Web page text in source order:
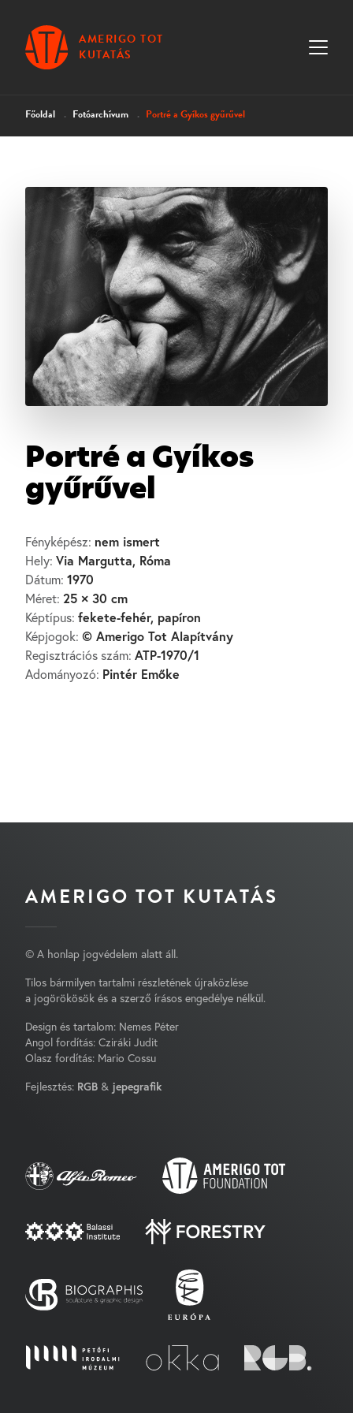
AMERIGO TOT
KUTATÁS
Főoldal Fotóarchívum Portré a Gyíkos gyűrűvel
Portré a Gyíkos
gyűrűvel
Fényképész: nem ismert
Hely: Via Margutta, Róma
Dátum: 1970
Méret: 25 × 30 cm
Képtípus: fekete-fehér, papíron
Képjogok: © Amerigo Tot Alapítvány
Regisztrációs szám: ATP-1970/1
Adományozó: Pintér Emőke
AMERIGO TOT KUTATÁS
© A honlap jogvédelem alatt áll.
Tilos bármilyen tartalmi részletének újraközlése
a jogörökösök és a szerző írásos engedélye nélkül.
Design és tartalom: Nemes Péter
Angol fordítás: Cziráki Judit
Olasz fordítás: Mario Cossu
Fejlesztés: RGB & jepegrafik